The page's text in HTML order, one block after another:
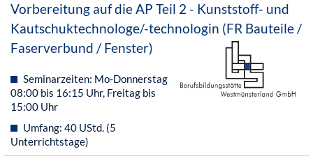
Vorbereitung auf die AP Teil 2 - Kunststoff- und
Kautschuktechnologe/-technologin (FR Bauteile /
Faserverbund / Fenster)
Seminarzeiten: Mo-Donnerstag
08:00 bis 16:15 Uhr, Freitag bis
15:00 Uhr
Umfang: 40 UStd. (5
Unterrichtstage)